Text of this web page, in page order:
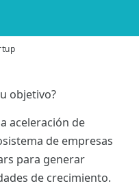
objetivo?
aceleración de
de empresas
para generar
de crecimiento.